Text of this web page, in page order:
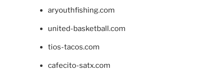
aryouthfishing.com
united-basketball.com
tios-tacos.com
cafecito-satx.com